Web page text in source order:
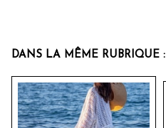
DANS LA MÊME RUBRIQUE :